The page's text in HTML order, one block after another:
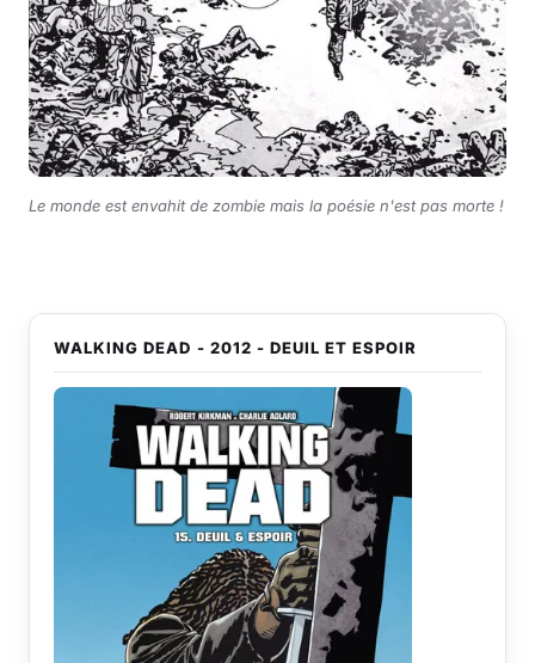
Le monde est envahit de zombie mais la poésie n'est pas morte !
WALKING DEAD - 2012 - DEUIL ET ESPOIR